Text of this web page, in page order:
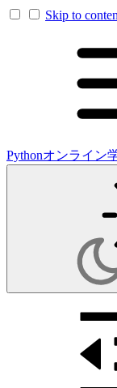
Skip to
Pythonオンライン